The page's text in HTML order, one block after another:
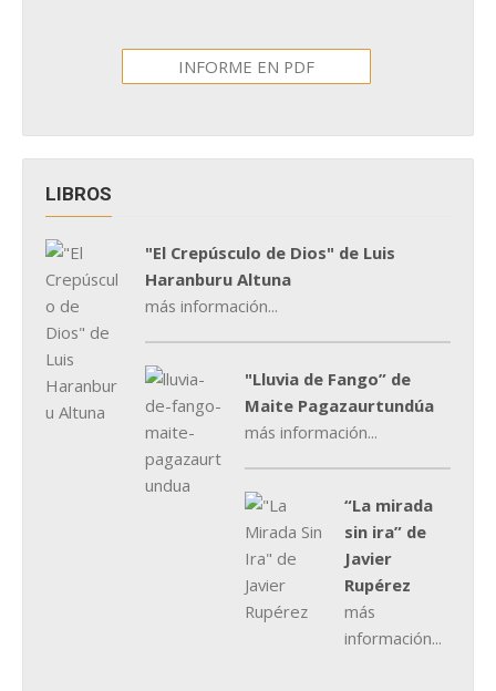
INFORME EN PDF
LIBROS
"El Crepúsculo de Dios" de Luis
Haranburu Altuna
más información...
"Lluvia de Fango” de
Maite Pagazaurtundúa
más información...
“La mirada
sin ira” de
Javier
Rupérez
más
información...